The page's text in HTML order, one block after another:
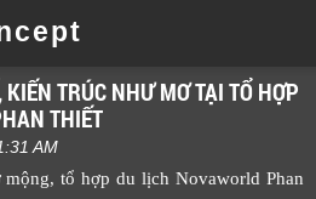
TRÚC NHƯ MƠ TẠI TỔ HỢP
THIẾT
AM
tổ hợp du lịch Novaworld Phan